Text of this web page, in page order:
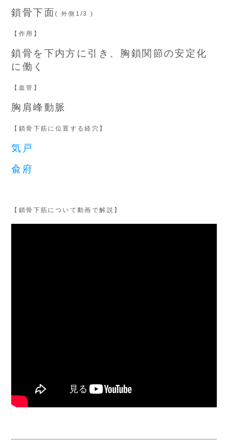
鎖骨下面( 外側1/3 )
【作用】
鎖骨を下内方に引き、胸鎖関節の安定化
に働く
【血管】
胸肩峰動脈
【鎖骨下筋に位置する経穴】
気戸
兪府
【鎖骨下筋について動画で解説】